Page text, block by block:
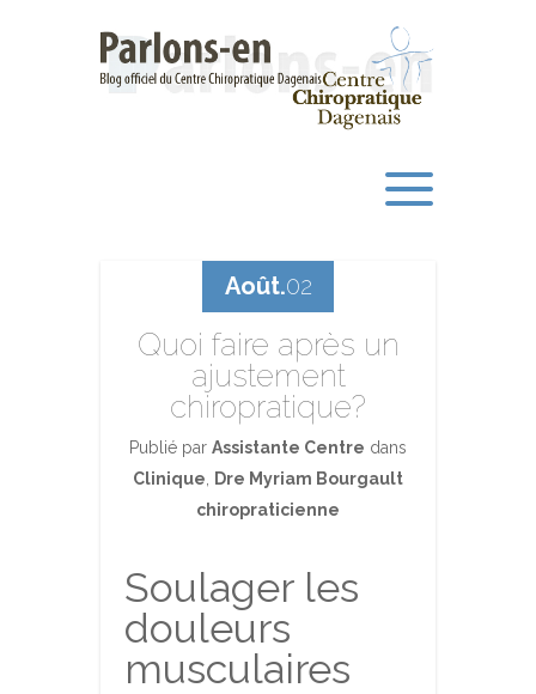
Quoi faire après un
ajustement
chiropratique?
Publié par Assistante Centre dans
Clinique
Dre Myriam Bourgault
chiropraticienne
Soulager les
douleurs
musculaires
Août.02